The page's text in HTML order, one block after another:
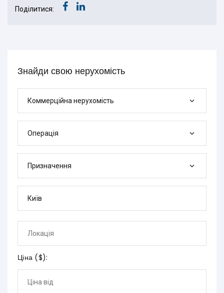
Поділитися:
Знайди свою нерухомість
Коммерційна нерухомість
Операція
Призначення
Ціна ($):